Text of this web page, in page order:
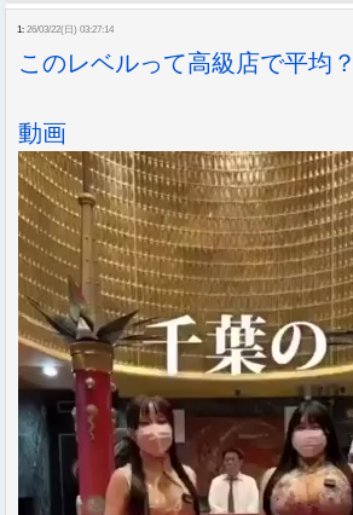
1: 26/03/22(日) 03:27:14
このレベルって高級店で平均？
動画